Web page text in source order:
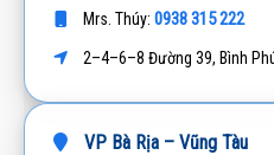
Mrs. Thúy: 0938 315 222
2–4–6–8 Đường 39, Bình
VP Bà Rịa – Vũng Tàu